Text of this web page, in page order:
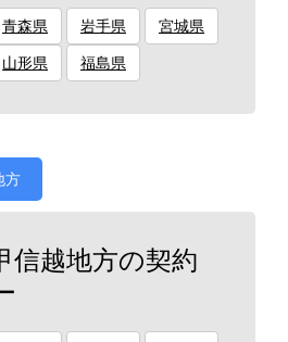
青森県 岩手県 宮城県
山形県 福島県
方
信越地方の契約